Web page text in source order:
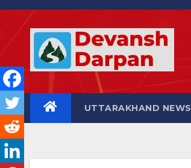
Skip
UTTARAKHAND NEWS